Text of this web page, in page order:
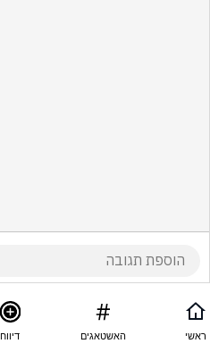
ראשי האשטאגים דיווח